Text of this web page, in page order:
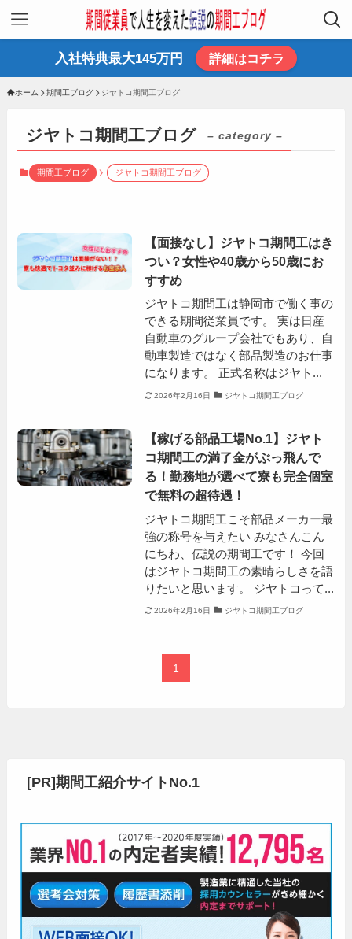
入社特典最大145万円 詳細はコチラ
ホーム 期間工ブログ ジヤトコ期間工ブログ
ジヤトコ期間工ブログ – category –
期間工ブログ ジヤトコ期間工ブログ
【面接なし】ジヤトコ期間工はき
つい？女性や40歳から50歳にお
すすめ
ジヤトコ期間工は静岡市で働く事の
できる期間従業員です。 実は日産
自動車のグループ会社でもあり、自
動車製造ではなく部品製造のお仕事
になります。 正式名称はジヤト...
2026年2月16日 ジヤトコ期間工ブログ
【稼げる部品工場No.1】ジヤト
コ期間工の満了金がぶっ飛んで
る！勤務地が選べて寮も完全個室
で無料の超待遇！
ジヤトコ期間工こそ部品メーカー最
強の称号を与えたい みなさんこん
にちわ、伝説の期間工です！ 今回
はジヤトコ期間工の素晴らしさを語
りたいと思います。 ジヤトコって...
2026年2月16日 ジヤトコ期間工ブログ
1
[PR]期間工紹介サイトNo.1